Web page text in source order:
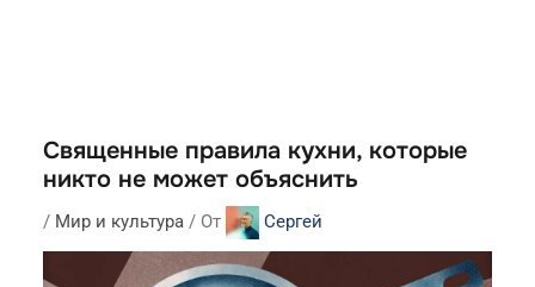
Священные правила кухни, которые
никто не может объяснить
/ Мир и культура / От Сергей